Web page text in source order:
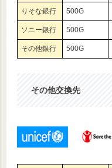
りそな銀行 500G
ソニー銀行 500G
その他銀行 500G
その他交換先